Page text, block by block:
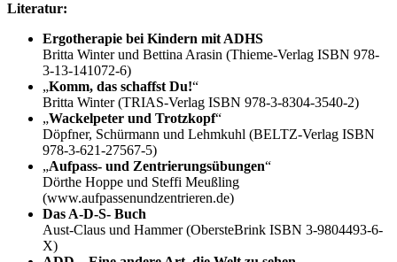
Literatur:
Ergotherapie bei Kindern mit ADHS
Britta Winter und Bettina Arasin (Thieme-Verlag ISBN 978-
3-13-141072-6)
„Komm, das schaffst Du!“
Britta Winter (TRIAS-Verlag ISBN 978-3-8304-3540-2)
„Wackelpeter und Trotzkopf“
Döpfner, Schürmann und Lehmkuhl (BELTZ-Verlag ISBN
978-3-621-27567-5)
„Aufpass- und Zentrierungsübungen“
Dörthe Hoppe und Steffi Meußling
(www.aufpassenundzentrieren.de)
Das A-D-S- Buch
Aust-Claus und Hammer (ObersteBrink ISBN 3-9804493-6-
X)